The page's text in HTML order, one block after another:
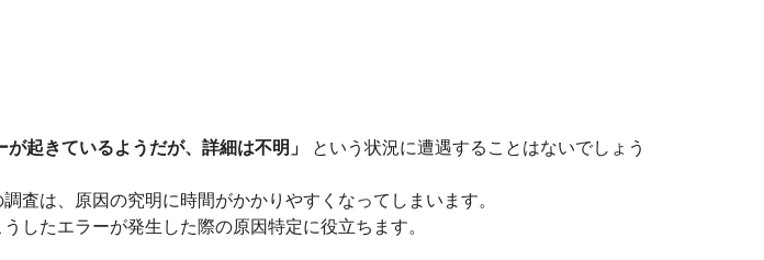
が起きているようだが、詳細は不明」
という状況に遭遇することはないでしょう
査は、原因の究明に時間がかかりやすくなってしまいます。
したエラーが発生した際の原因特定に役立ちます。